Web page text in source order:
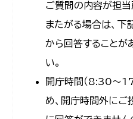
ご質問の内容が担
またがる場合は、下
から回答することが
い。
開庁時間（8:30〜
め、開庁時間外にご